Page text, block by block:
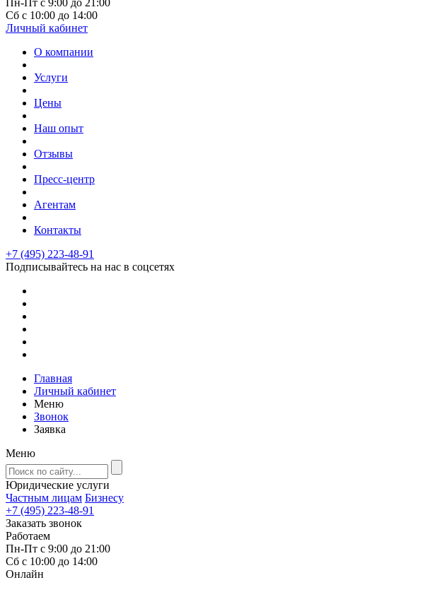
Пн-Пт с 9:00 до 21:00
Сб с 10:00 до 14:00
Личный кабинет
О компании
Услуги
Цены
Наш опыт
Отзывы
Пресс-центр
Агентам
Контакты
+7 (495) 223-48-91
Подписывайтесь на нас в соцсетях
Главная
Личный кабинет
Меню
Звонок
Заявка
Меню
Юридические услуги
Частным лицам Бизнесу
+7 (495) 223-48-91
Заказать звонок
Работаем
Пн-Пт с 9:00 до 21:00
Сб с 10:00 до 14:00
Онлайн